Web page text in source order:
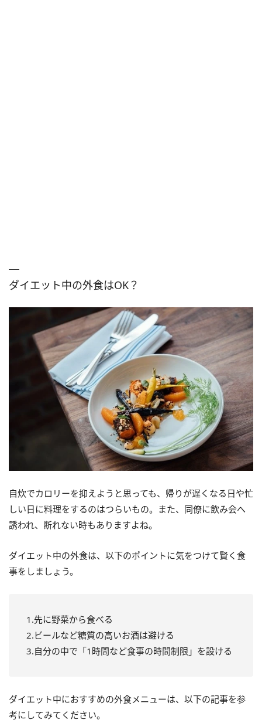
ダイエット中の外食はOK？
自炊でカロリーを抑えようと思っても、帰りが遅くなる日や忙
しい日に料理をするのはつらいもの。また、同僚に飲み会へ
誘われ、断れない時もありますよね。
ダイエット中の外食は、以下のポイントに気をつけて賢く食
事をしましょう。
1.先に野菜から食べる
2.ビールなど糖質の高いお酒は避ける
3.自分の中で「1時間など食事の時間制限」を設ける
ダイエット中におすすめの外食メニューは、以下の記事を参
考にしてみてください。